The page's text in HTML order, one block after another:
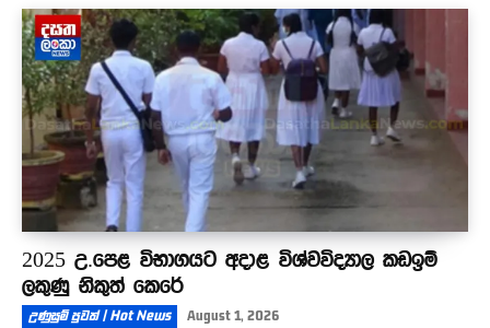
2025 උ.පෙළ විභාගයට අදාළ විශ්වවිද්‍යාල කඩඉම්
ලකුණු නිකුත් කෙරේ
උණුසුම් පුවත් | Hot News August 1, 2026